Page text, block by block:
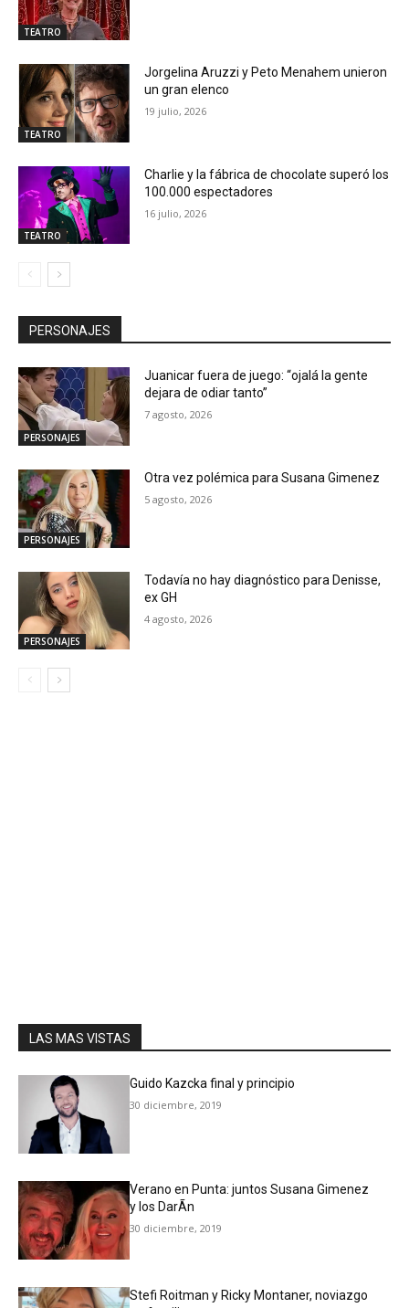
TEATRO
TEATRO
Jorgelina Aruzzi y Peto Menahem unieron
un gran elenco
19 julio, 2026
TEATRO
Charlie y la fábrica de chocolate superó los
100.000 espectadores
16 julio, 2026
PERSONAJES
PERSONAJES
Juanicar fuera de juego: “ojalá la gente
dejara de odiar tanto”
7 agosto, 2026
PERSONAJES
Otra vez polémica para Susana Gimenez
5 agosto, 2026
PERSONAJES
Todavía no hay diagnóstico para Denisse,
ex GH
4 agosto, 2026
LAS MAS VISTAS
Guido Kazcka final y principio
30 diciembre, 2019
Verano en Punta: juntos Susana Gimenez
y los DarÃ­n
30 diciembre, 2019
Stefi Roitman y Ricky Montaner, noviazgo